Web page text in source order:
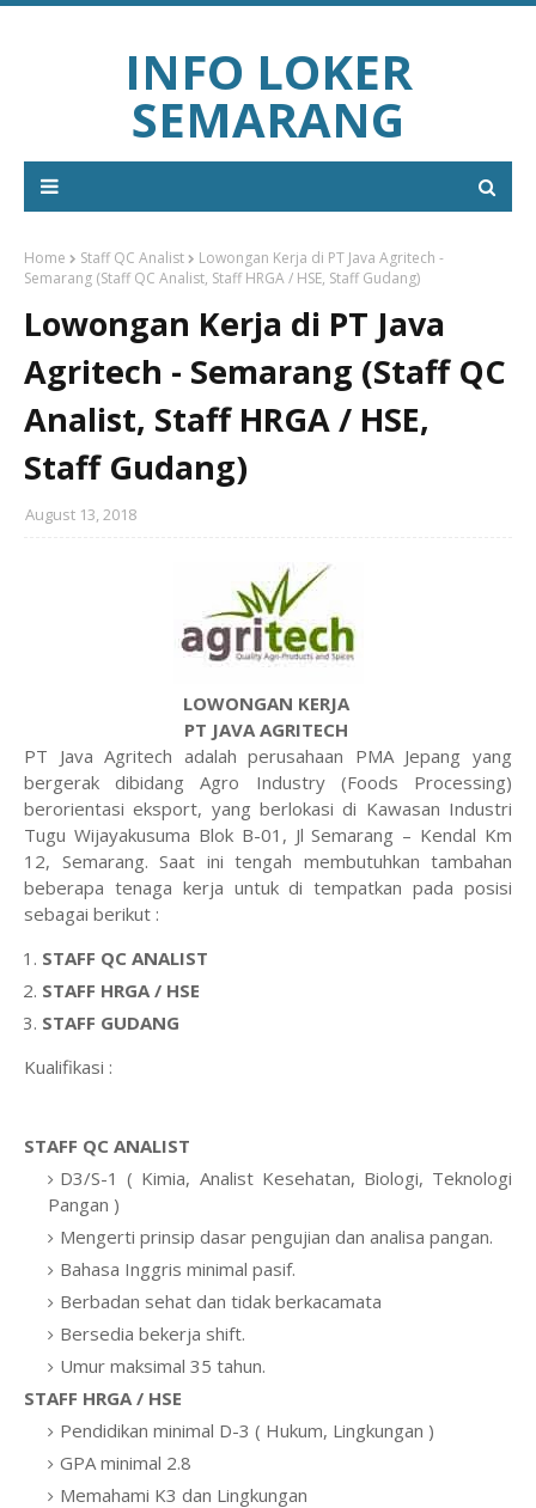
INFO LOKER
SEMARANG
Home Staff QC Analist
Lowongan Kerja di PT Java Agritech -
Semarang (Staff QC Analist, Staff HRGA / HSE, Staff Gudang)
Lowongan Kerja di PT Java
Agritech - Semarang (Staff QC
Analist, Staff HRGA / HSE,
Staff Gudang)
August 13, 2018
LOWONGAN KERJA
PT JAVA AGRITECH
PT Java Agritech adalah perusahaan PMA Jepang yang
bergerak dibidang Agro Industry (Foods Processing)
berorientasi eksport, yang berlokasi di Kawasan Industri
Tugu Wijayakusuma Blok B-01, Jl Semarang – Kendal Km
12, Semarang. Saat ini tengah membutuhkan tambahan
beberapa tenaga kerja untuk di tempatkan pada posisi
sebagai berikut :
STAFF QC ANALIST
STAFF HRGA / HSE
STAFF GUDANG
Kualifikasi :
STAFF QC ANALIST
D3/S-1 ( Kimia, Analist Kesehatan, Biologi, Teknologi
Pangan )
Mengerti prinsip dasar pengujian dan analisa pangan.
Bahasa Inggris minimal pasif.
Berbadan sehat dan tidak berkacamata
Bersedia bekerja shift.
Umur maksimal 35 tahun.
STAFF HRGA / HSE
Pendidikan minimal D-3 ( Hukum, Lingkungan )
GPA minimal 2.8
Memahami K3 dan Lingkungan